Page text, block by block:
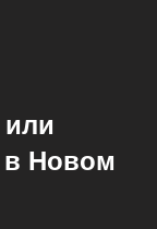
в Новом